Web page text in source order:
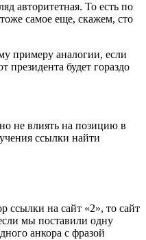
авторитетная. То есть по
самое еще, скажем, сто
примеру аналогии, если
будет гораздо
не влиять на позицию в
ссылки найти
ссылки на сайт «2», то сайт
мы поставили одну
анкора с фразой